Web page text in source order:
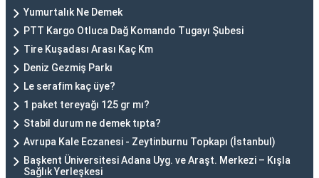
Yumurtalık Ne Demek
PTT Kargo Otluca Dağ Komando Tugayı Şubesi
Tire Kuşadası Arası Kaç Km
Deniz Gezmiş Parkı
Le serafim kaç üye?
1 paket tereyağı 125 gr mı?
Stabil durum ne demek tıpta?
Avrupa Kale Eczanesi - Zeytinburnu Topkapı (İstanbul)
Başkent Üniversitesi Adana Uyg. ve Araşt. Merkezi – Kışla
Sağlık Yerleşkesi